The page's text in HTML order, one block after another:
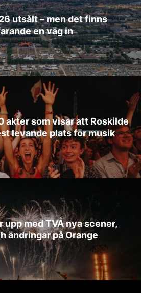
utsålt – men det finns
en väg in
akter som visar att Roskilde
levande plats för musik
upp med TVÅ nya scener,
ändringar på Orange